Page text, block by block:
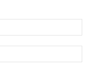
:
: